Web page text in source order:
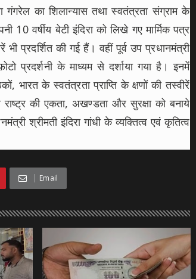
गंगरेल का शिलान्यास तथा स्वतंत्रता संग्राम के
10 वर्षीय बेटी इंदिरा को लिखे गए मार्मिक पत्र
प्रदर्शित की गई हैं। वहीं पूर्व उप प्रधानमंत्री
प्रदर्शनी के माध्यम से दर्शाया गया है। इनमें
भारत के स्वतंत्रता प्राप्ति के क्षणों की तस्वीरें
राष्ट्र की एकता, अखण्डता और सुरक्षा को बनाये
श्रीमती इंदिरा गांधी के व्यक्तित्व एवं कृतित्व
Email